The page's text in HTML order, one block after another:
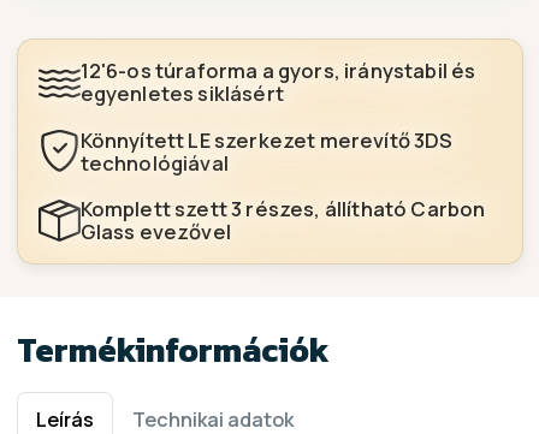
12'6-os túraforma a gyors, iránystabil és
egyenletes siklásért
Könnyített LE szerkezet merevítő 3DS
technológiával
Komplett szett 3 részes, állítható Carbon
Glass evezővel
Termékinformációk
Leírás Technikai adatok